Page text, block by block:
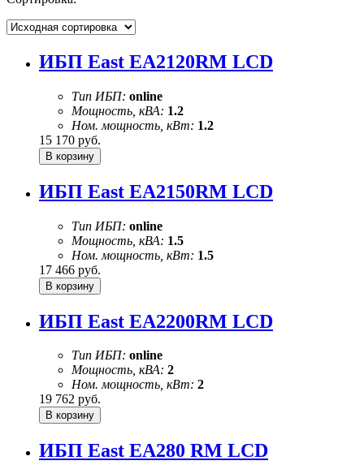
ИБП East EA2120RM LCD
Тип ИБП: online
Мощность, кВА: 1.2
Ном. мощность, кВт: 1.2
15 170 руб.
ИБП East EA2150RM LCD
Тип ИБП: online
Мощность, кВА: 1.5
Ном. мощность, кВт: 1.5
17 466 руб.
ИБП East EA2200RM LCD
Тип ИБП: online
Мощность, кВА: 2
Ном. мощность, кВт: 2
19 762 руб.
ИБП East EA280 RM LCD